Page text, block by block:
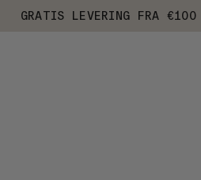
GRATIS LEVERING FRA €100